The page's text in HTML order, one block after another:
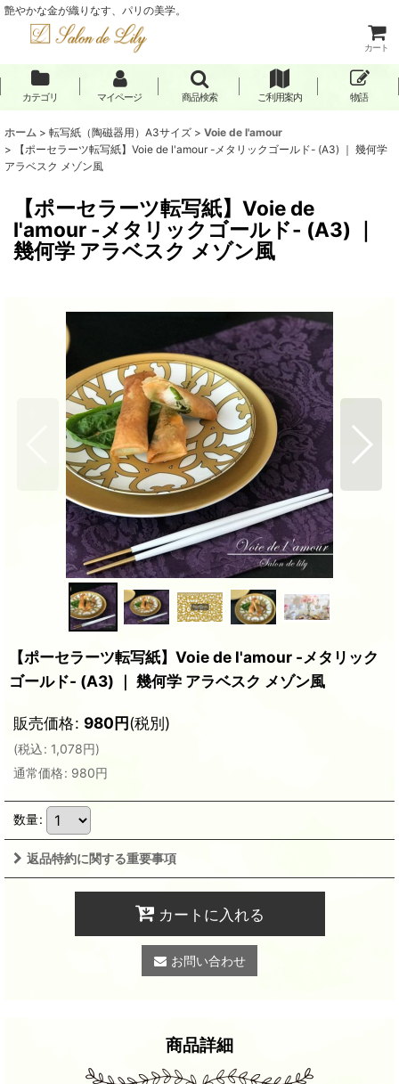
艶やかな金が織りなす、パリの美学。
カート
カテゴリ マイページ 商品検索 ご利用案内 物語
ホーム > 転写紙（陶磁器用）A3サイズ > Voie de l'amour
>
【ポーセラーツ転写紙】Voie de l'amour -メタリックゴールド- (A3) ｜ 幾何学
アラベスク メゾン風
【ポーセラーツ転写紙】Voie de
l'amour -メタリックゴールド- (A3) ｜
幾何学 アラベスク メゾン風
【ポーセラーツ転写紙】Voie de l'amour -メタリック
ゴールド- (A3) ｜ 幾何学 アラベスク メゾン風
販売価格: 980円(税別)
(税込: 1,078円)
通常価格: 980円
数量:
返品特約に関する重要事項
カートに入れる
お問い合わせ
商品詳細